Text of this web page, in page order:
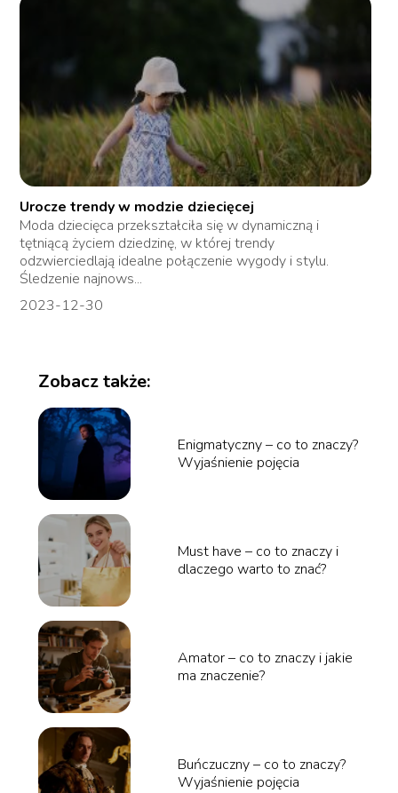
Urocze trendy w modzie dziecięcej
Moda dziecięca przekształciła się w dynamiczną i
tętniącą życiem dziedzinę, w której trendy
odzwierciedlają idealne połączenie wygody i stylu.
Śledzenie najnows...
2023-12-30
Zobacz także:
Enigmatyczny – co to znaczy?
Wyjaśnienie pojęcia
Must have – co to znaczy i
dlaczego warto to znać?
Amator – co to znaczy i jakie
ma znaczenie?
Buńczuczny – co to znaczy?
Wyjaśnienie pojęcia